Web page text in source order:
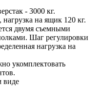
- 3000 кг.
на ящик 120 кг.
двумя съемными
Шаг регулировки
нагрузка на
укомплектовать
виде